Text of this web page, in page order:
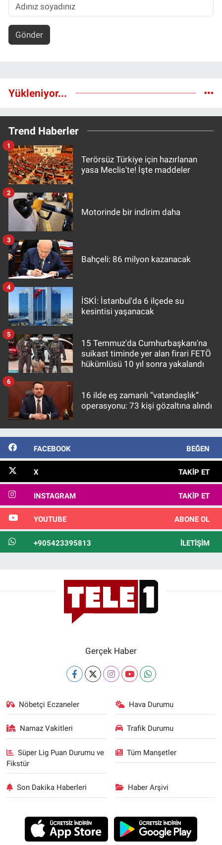
Gönder
Yükleniyor...
Trend Haberler
Terörsüz Türkiye için hazırlanan
yasa Meclis'te! İşte maddeler
1
Motorinde bir indirim daha
2
Bahçeli: 86 milyon kazanacak
3
İSKİ: İstanbul'da 6 ilçede su
kesintisi yaşanacak
4
15 Temmuz'da Cumhurbaşkanı'na
suikast timinde yer alan firari FETÖ
hükümlüsü 10 yıl sonra yakalandı
5
16 ilde eş zamanlı “vatandaşlık”
operasyonu: 73 kişi gözaltına alındı
6
FACEBOOK BEĞEN
X TAKIP ET
INSTAGRAM TAKIP ET
YOUTUBE ABONE OL
+905423395813 İLETIŞIM
Gerçek Haber
Nöbetçi Eczaneler Hava Durumu
Namaz Vakitleri Trafik Durumu
Süper Lig Puan Durumu ve
Fikstür
Tüm Manşetler
Son Dakika Haberleri Haber Arşivi